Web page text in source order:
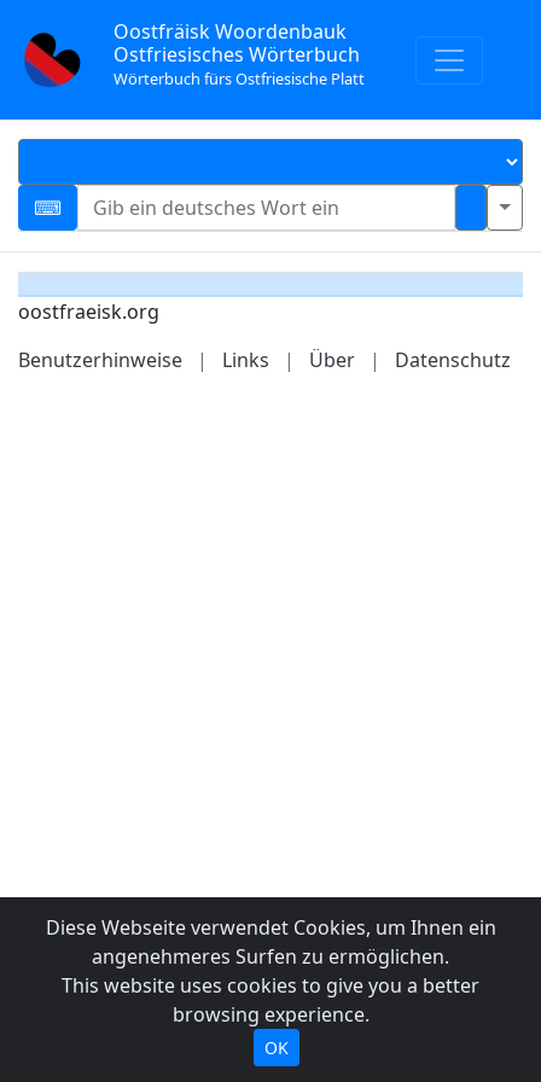
Oostfräisk Woordenbauk
Ostfriesisches Wörterbuch
Wörterbuch fürs Ostfriesische Platt
oostfraeisk.org
Benutzerhinweise
| Links | Über | Datenschutz
Diese Webseite verwendet Cookies, um Ihnen ein
angenehmeres Surfen zu ermöglichen.
This website uses cookies to give you a better
browsing experience.
OK